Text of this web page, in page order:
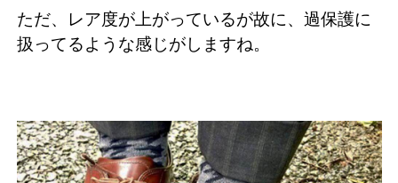
ただ、レア度が上がっているが故に、過保護に
扱ってるような感じがしますね。